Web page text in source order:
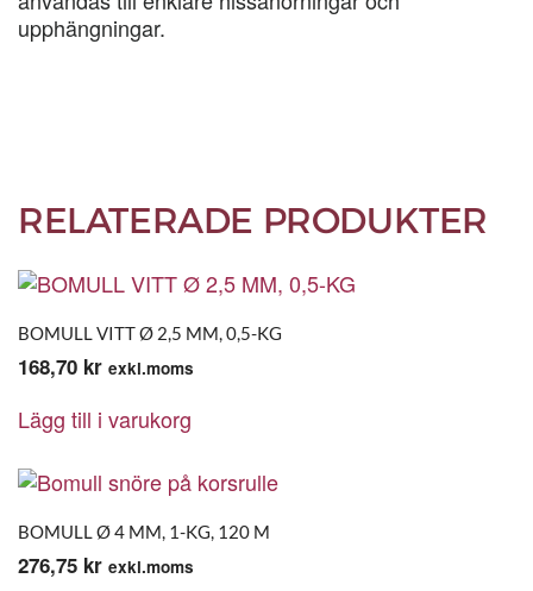
upphängningar.
RELATERADE PRODUKTER
BOMULL VITT Ø 2,5 MM, 0,5-KG
168,70 kr exkl.moms
Lägg till i varukorg
BOMULL Ø 4 MM, 1-KG, 120 M
276,75 kr exkl.moms